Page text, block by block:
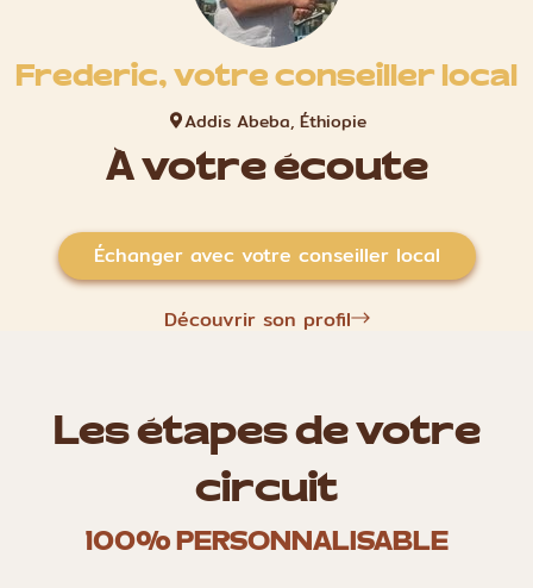
Frederic, votre conseiller local
Addis Abeba, Éthiopie
À votre écoute
Échanger avec votre conseiller local
Découvrir son profil
Les étapes de votre
circuit
100% PERSONNALISABLE